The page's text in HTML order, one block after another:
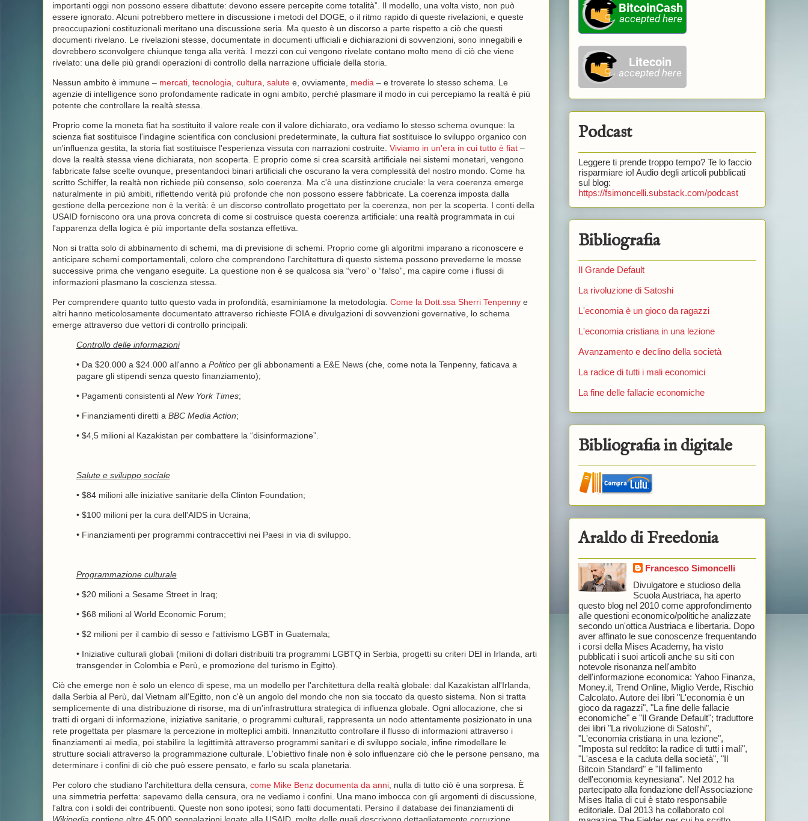
importanti oggi non possono essere dibattute: devono essere percepite come totalità”. Il modello, una volta visto, non può
essere ignorato. Alcuni potrebbero mettere in discussione i metodi del DOGE, o il ritmo rapido di queste rivelazioni, e queste
preoccupazioni costituzionali meritano una discussione seria. Ma questo è un discorso a parte rispetto a ciò che questi
documenti rivelano. Le rivelazioni stesse, documentate in documenti ufficiali e dichiarazioni di sovvenzioni, sono innegabili e
dovrebbero sconvolgere chiunque tenga alla verità. I ​​mezzi con cui vengono rivelate contano molto meno di ciò che viene
rivelato: una delle più grandi operazioni di controllo della narrazione ufficiale della storia.
Nessun ambito è immune – mercati, tecnologia cultura salutee, ovviamente, media – e troverete lo stesso schema. Le
agenzie di intelligence sono profondamente radicate in ogni ambito, perché plasmare il modo in cui percepiamo la realtà è più
potente che controllare la realtà stessa.
Proprio come la moneta fiat ha sostituito il valore reale con il valore dichiarato, ora vediamo lo stesso schema ovunque: la
scienza fiat sostituisce l'indagine scientifica con conclusioni predeterminate, la cultura fiat sostituisce lo sviluppo organico con
un'influenza gestita, la storia fiat sostituisce l'esperienza vissuta con narrazioni costruite. Viviamo in un'era in cui tutto è fiat–
dove la realtà stessa viene dichiarata, non scoperta. E proprio come si crea scarsità artificiale nei sistemi monetari, vengono
fabbricate false scelte ovunque, presentandoci binari artificiali che oscurano la vera complessità del nostro mondo. Come ha
scritto Schiffer, la realtà non richiede più consenso, solo coerenza. Ma c'è una distinzione cruciale: la vera coerenza emerge
naturalmente in più ambiti, riflettendo verità più profonde che non possono essere fabbricate. La coerenza imposta dalla
gestione della percezione non è la verità: è un discorso controllato progettato per la coerenza, non per la scoperta. I conti della
USAID forniscono ora una prova concreta di come si costruisce questa coerenza artificiale: una realtà programmata in cui
l'apparenza della logica è più importante della sostanza effettiva.
Non si tratta solo di abbinamento di schemi, ma di previsione di schemi. Proprio come gli algoritmi imparano a riconoscere e
anticipare schemi comportamentali, coloro che comprendono l'architettura di questo sistema possono prevederne le mosse
successive prima che vengano eseguite. La questione non è se qualcosa sia “vero” o “falso”, ma capire come i flussi di
informazioni plasmano la coscienza stessa.
Per comprendere quanto tutto questo vada in profondità, esaminiamone la metodologia. Come la Dott.ssa Sherri Tenpennye
altri hanno meticolosamente documentato attraverso richieste FOIA e divulgazioni di sovvenzioni governative, lo schema
emerge attraverso due vettori di controllo principali:
Controllo delle informazioni
• Da $20.000 a $24.000 all'anno a Politicoper gli abbonamenti a E&E News (che, come nota la Tenpenny, faticava a
pagare gli stipendi senza questo finanziamento);
• Pagamenti consistenti al New York Times;
• Finanziamenti diretti a BBC Media Action;
• $4,5 milioni al Kazakistan per combattere la “disinformazione”.
Salute e sviluppo sociale
• $84 milioni alle iniziative sanitarie della Clinton Foundation;
• $100 milioni per la cura dell'AIDS in Ucraina;
• Finanziamenti per programmi contraccettivi nei Paesi in via di sviluppo.
Programmazione culturale
• $20 milioni a Sesame Street in Iraq;
• $68 milioni al World Economic Forum;
• $2 milioni per il cambio di sesso e l'attivismo LGBT in Guatemala;
• Iniziative culturali globali (milioni di dollari distribuiti tra programmi LGBTQ in Serbia, progetti su criteri DEI in Irlanda, arti
transgender in Colombia e Perù, e promozione del turismo in Egitto).
Ciò che emerge non è solo un elenco di spese, ma un modello per l'architettura della realtà globale: dal Kazakistan all'Irlanda,
dalla Serbia al Perù, dal Vietnam all'Egitto, non c'è un angolo del mondo che non sia toccato da questo sistema. Non si tratta
semplicemente di una distribuzione di risorse, ma di un'infrastruttura strategica di influenza globale. Ogni allocazione, che si
tratti di organi di informazione, iniziative sanitarie, o programmi culturali, rappresenta un nodo attentamente posizionato in una
rete progettata per plasmare la percezione in molteplici ambiti. Innanzitutto controllare il flusso di informazioni attraverso i
finanziamenti ai media, poi stabilire la legittimità attraverso programmi sanitari e di sviluppo sociale, infine rimodellare le
strutture sociali attraverso la programmazione culturale. L'obiettivo finale non è solo influenzare ciò che le persone pensano, ma
determinare i confini di ciò che può essere pensato, e farlo su scala planetaria.
Per coloro che studiano l'architettura della censura, come Mike Benz documenta da anni, nulla di tutto ciò è una sorpresa. È
una simmetria perfetta: sapevamo della censura, ora ne vediamo i confini. Una mano imbocca con gli argomenti di discussione,
l'altra con i soldi dei contribuenti. Queste non sono ipotesi; sono fatti documentati. Persino il database dei finanziamenti di
Podcast
Leggere ti prende troppo tempo? Te lo faccio
risparmiare io! Audio degli articoli pubblicati
sul blog:
https://fsimoncelli.substack.com/podcast
Bibliografia
Il Grande Default
La rivoluzione di Satoshi
L'economia è un gioco da ragazzi
L'economia cristiana in una lezione
Avanzamento e declino della società
La radice di tutti i mali economici
La fine delle fallacie economiche
Bibliografia in digitale
Araldo di Freedonia
Francesco Simoncelli
Divulgatore e studioso della
Scuola Austriaca, ha aperto
questo blog nel 2010 come approfondimento
alle questioni economico/politiche analizzate
secondo un'ottica Austriaca e libertaria. Dopo
aver affinato le sue conoscenze frequentando
i corsi della Mises Academy, ha visto
pubblicati i suoi articoli anche su siti con
notevole risonanza nell'ambito
dell'informazione economica: Yahoo Finanza,
Money.it, Trend Online, Miglio Verde, Rischio
Calcolato. Autore dei libri "L'economia è un
gioco da ragazzi", "La fine delle fallacie
economiche" e "Il Grande Default"; traduttore
dei libri "La rivoluzione di Satoshi",
"L'economia cristiana in una lezione",
"Imposta sul reddito: la radice di tutti i mali",
"L'ascesa e la caduta della società", "Il
Bitcoin Standard" e "Il fallimento
dell'economia keynesiana". Nel 2012 ha
partecipato alla fondazione dell'Associazione
Mises Italia di cui è stato responsabile
editoriale. Dal 2013 ha collaborato col